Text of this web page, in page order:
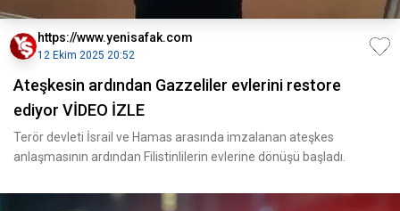
https://www.yenisafak.com
12 Ekim 2025 20:52
Ateşkesin ardından Gazzeliler evlerini restore
ediyor VİDEO İZLE
Terör devleti İsrail ve Hamas arasında imzalanan ateşkes
anlaşmasının ardından Filistinlilerin evlerine dönüşü başladı.